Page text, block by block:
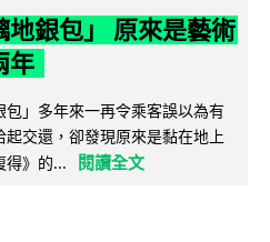
銀包」 原來是藝術
年
」多年來一再令乘客誤以為有
交還，卻發現原來是黏在地上
得》的...
閱讀全文